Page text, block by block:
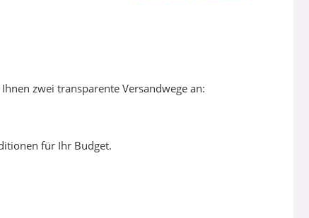
zwei transparente Versandwege an:
für Ihr Budget.